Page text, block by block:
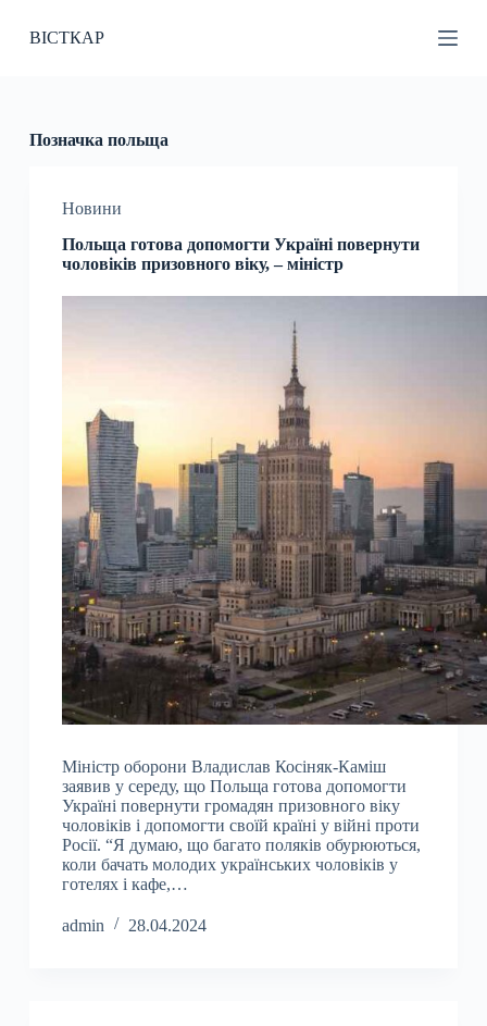
и
ВІСТКАР
Позначка польща
Новини
Польща готова допомогти Україні повернути
чоловіків призовного віку, – міністр
Міністр оборони Владислав Косіняк-Каміш
заявив у середу, що Польща готова допомогти
Україні повернути громадян призовного віку
чоловіків і допомогти своїй країні у війні проти
Росії. “Я думаю, що багато поляків обурюються,
коли бачать молодих українських чоловіків у
готелях і кафе,…
admin 28.04.2024